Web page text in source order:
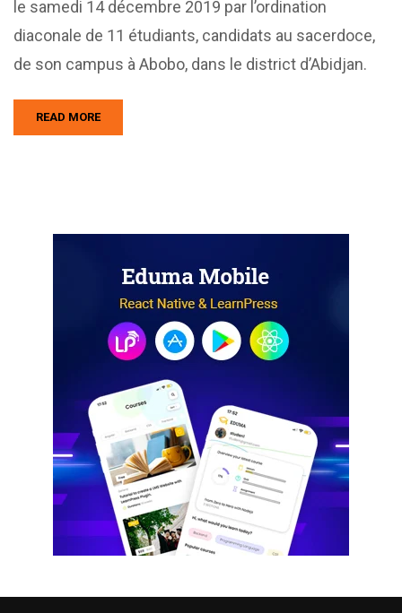
le samedi 14 décembre 2019 par l’ordination
diaconale de 11 étudiants, candidats au sacerdoce,
de son campus à Abobo, dans le district d’Abidjan.
READ MORE